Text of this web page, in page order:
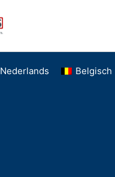
Nederlands Belgisch